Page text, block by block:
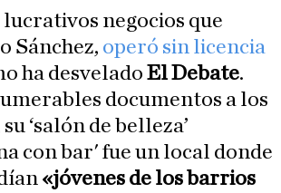
lucrativos negocios que
Sánchez, operó sin licencia
ha desveladoEl Debate.
documentos a los
‘salón de belleza’
con bar' fue un local donde
«jóvenes de los barrios